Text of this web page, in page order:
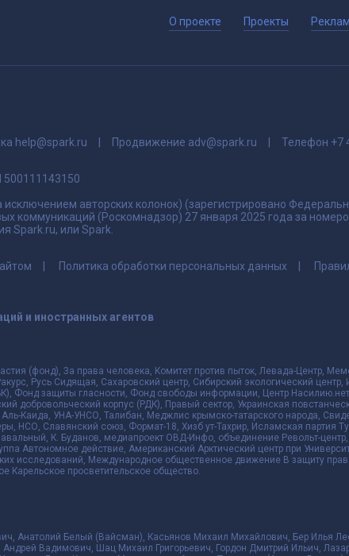
О проекте Проекты
help@spark.ru Продвижение adv@spark.ru Телефон +7
500111143150
авторских колонок) (зарегистрировано
коммуникаций (Роскомнадзор) 27 января 2025 года за
Spark.ru, или Spark.
Политика обработки персональных данных
и иностранных агентов
(фонд), За права человека, Комитет против пыток, Левада-Центр,
Русь Сидящая, Сахаровский центр, Сибирский экологический
Фонд защиты гласности, Фонд свободы информации, Центр
добровольческий корпус (РДК), Правый сектор, Украинская
Каида, УНА-УНСО, Талибан, Меджлис крымско-татарского народа,
НСО, Славянский союз, Формат-18, Хизб ут-Тахрир, Исламская партия
К. Буданов, медиапроект ОВД-Инфо, объединение Револьт-центр,
Автономное действие, Американский Арктический центр при
исследований, Международное общественное движение В защиту прав
Карельское просветительское общество.
Анатолий Белый (Вайсман), Касьянов Михаил Михайлович, Бер Илья
Вадимович, Шац Михаил Григорьевич, Гордон Дмитрий Ильич,